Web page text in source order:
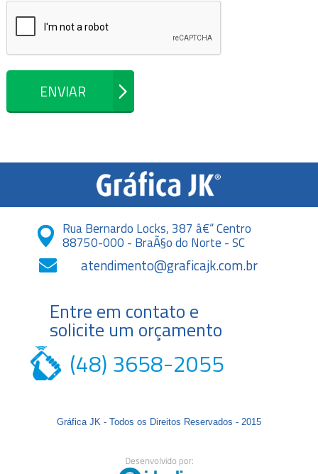
ENVIAR
Rua Bernardo Locks, 387 â€“ Centro
88750-000 - BraÃ§o do Norte - SC
atendimento@graficajk.com.br
Entre em contato e
solicite um orçamento
(48) 3658-2055
Gráfica JK - Todos os Direitos Reservados - 2015